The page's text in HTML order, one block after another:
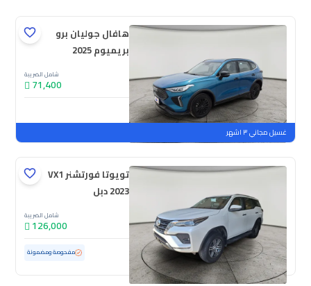
هافال جوليان برو
بريميوم 2025
شامل الضريبة
71,400
جديدة
ملوحة
غسيل مجاني ٣ اشهر
تويوتا فورتشنر VX1
2023 دبل
شامل الضريبة
126,000
مستعملة 27,160 كم ممشى قليل مفحوصة ومضمونة